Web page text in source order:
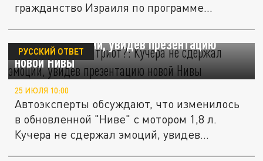
гражданство Израиля по программе...
"Думаете, я не патриот?": Кучера не
сдержал эмоций, увидев презентацию
новой Нивы
РУССКИЙ ОТВЕТ
25 ИЮЛЯ 10:00
Автоэксперты обсуждают, что изменилось
в обновленной "Ниве" с мотором 1,8 л.
Кучера не сдержал эмоций, увидев...